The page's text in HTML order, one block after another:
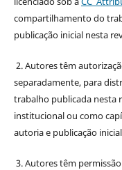
compartilhamento do
publicação inicial nesta
2. Autores têm
separadamente, para
trabalho publicada nesta
institucional ou como
autoria e publicação
3. Autores têm